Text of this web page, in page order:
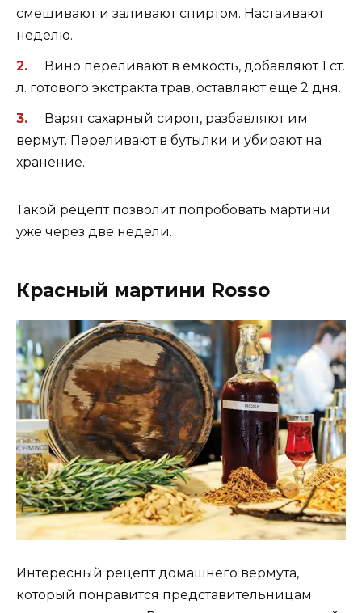
смешивают и заливают спиртом. Настаивают
неделю.
Вино переливают в емкость, добавляют 1 ст.
л. готового экстракта трав, оставляют еще 2 дня.
Варят сахарный сироп, разбавляют им
вермут. Переливают в бутылки и убирают на
хранение.
Такой рецепт позволит попробовать мартини
уже через две недели.
Красный мартини Rosso
Интересный рецепт домашнего вермута,
который понравится представительницам